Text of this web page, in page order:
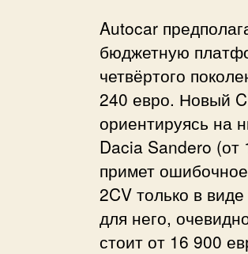
Autocar
бюджетную
четвёртого
240 евро. Новый
ориентируясь на
Dacia Sandero
примет
2CV только в
для него,
стоит от 16 900